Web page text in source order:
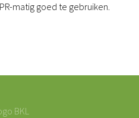
matig goed te gebruiken.